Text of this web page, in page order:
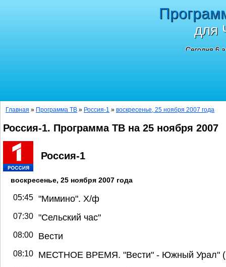
для
Сегодня 6
Главная » Программа ТВ » Россия-1 » воскресенье, 25 ноября 2007 года
Россия-1. Программа ТВ на 25 ноября 2007
Россия-1
воскресенье, 25 ноября 2007 года
05:45 "Мимино". Х/ф
07:30 "Сельский час"
08:00 Вести
08:10 МЕСТНОЕ ВРЕМЯ. "Вести" - Южный Урал"